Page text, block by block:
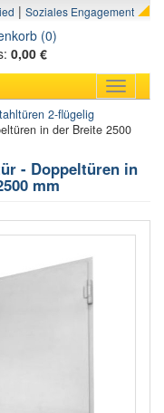
| Soziales Engagement
(0)
0,00 €
Toggle
2-flügelig
in der Breite 2500
- Doppeltüren in
mm